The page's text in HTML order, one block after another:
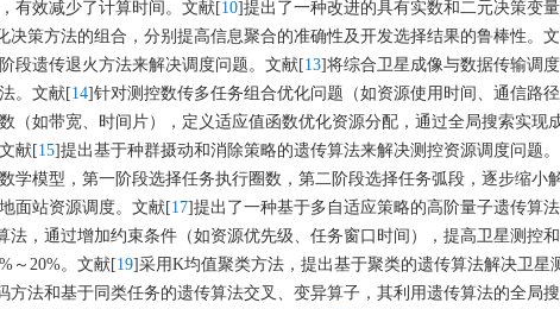
有效减少了计算时间。文献[10]提出了一种改进的具有实数和二元决策变
决策方法的组合，分别提高信息聚合的准确性及开发选择结果的鲁棒性。
段遗传退火方法来解决调度问题。文献[13]将综合卫星成像与数据传输调
。文献[14]针对测控数传多任务组合优化问题（如资源使用时间、通信路
（如带宽、时间片），定义适应值函数优化资源分配，通过全局搜索实现
献[15]提出基于种群摄动和消除策略的遗传算法来解决测控资源调度问题
学模型，第一阶段选择任务执行圈数，第二阶段选择任务弧段，逐步缩小
面站资源调度。文献[17]提出了一种基于多自适应策略的高阶量子遗传算
法，通过增加约束条件（如资源优先级、任务窗口时间），提高卫星测控
～20%。文献[19]采用K均值聚类方法，提出基于聚类的遗传算法解决卫星
法和基于同类任务的遗传算法交叉、变异算子，其利用遗传算法的全局